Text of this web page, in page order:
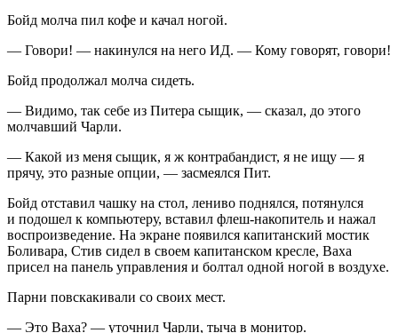
Бойд молча пил кофе и качал ногой.
— Говори! — накинулся на него ИД. — Кому говорят, говори!
Бойд продолжал молча сидеть.
— Видимо, так себе из Питера сыщик, — сказал, до этого
молчавший Чарли.
— Какой из меня сыщик, я ж контрабандист, я не ищу — я
прячу, это разные опции, — засмеялся Пит.
Бойд отставил чашку на стол, лениво поднялся, потянулся
и подошел к компьютеру, вставил флеш-накопитель и нажал
воспроизведение. На экране появился капитанский мостик
Боливара, Стив сидел в своем капитанском кресле, Ваха
присел на панель управления и болтал одной ногой в воздухе.
Парни повскакивали со своих мест.
— Это Ваха? — уточнил Чарли, тыча в монитор.